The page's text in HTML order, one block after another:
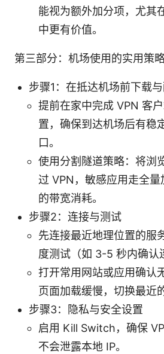
能视为额外加分项，尤其
中更有价值。
第三部分：机场使用的实用策
步骤1：在抵达机场前下载
提前在家中完成 VPN 客
置，确保到达机场后有稳
口。
使用分割隧道策略：将浏
过 VPN，敏感应用走全
的带宽消耗。
步骤2：连接与测试
先连接最近地理位置的服
度测试（如 3-5 秒内确认
打开常用网站或应用确认
页面加载缓慢，切换最近
步骤3：隐私与安全设置
启用 Kill Switch，确保
不会泄露本地 IP。